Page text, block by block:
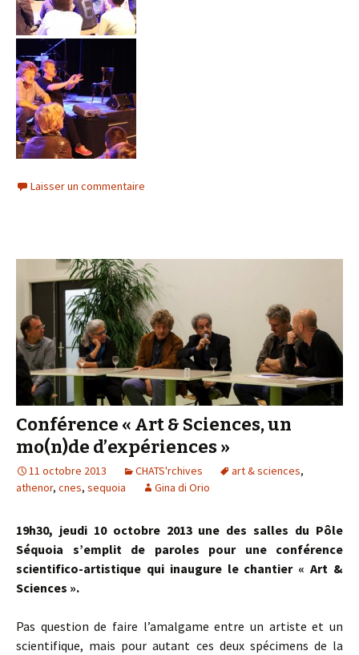
Laisser un commentaire
Conférence « Art & Sciences, un
mo(n)de d’expériences »
11 octobre 2013 CHATS'rchives art & sciences,
athenor, cnes, sequoia Gina di Orio
19h30, jeudi 10 octobre 2013 une des salles du Pôle
Séquoia s’emplit de paroles pour une conférence
scientifico-artistique qui inaugure le chantier « Art &
Sciences ».
Pas question de faire l’amalgame entre un artiste et un
scientifique, mais pour autant ces deux spécimens de la